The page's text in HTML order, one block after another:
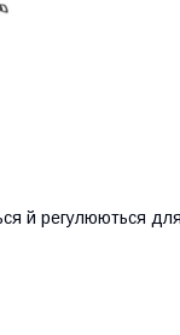
й регулюються для